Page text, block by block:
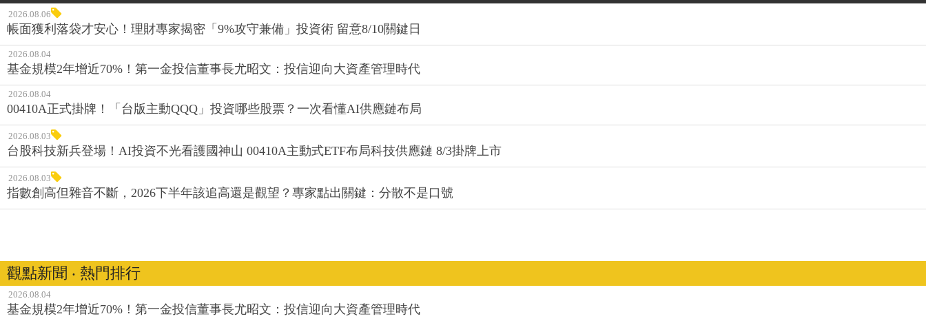
2026.08.06
帳面獲利落袋才安心！理財專家揭密「9%攻守兼備」投資術 留意8/10關鍵日
2026.08.04
基金規模2年增近70%！第一金投信董事長尤昭文：投信迎向大資產管理時代
2026.08.04
00410A正式掛牌！「台版主動QQQ」投資哪些股票？一次看懂AI供應鏈布局
2026.08.03
台股科技新兵登場！AI投資不光看護國神山 00410A主動式ETF布局科技供應鏈 8/3掛牌上市
2026.08.03
指數創高但雜音不斷，2026下半年該追高還是觀望？專家點出關鍵：分散不是口號
觀點新聞 ‧ 熱門排行
2026.08.04
基金規模2年增近70%！第一金投信董事長尤昭文：投信迎向大資產管理時代